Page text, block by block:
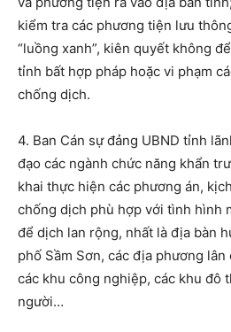
kiểm tra các phương tiện lưu
“luồng xanh”, kiên quyết không
tỉnh bất hợp pháp hoặc vi phạm
chống dịch.
4. Ban Cán sự đảng UBND tỉnh
đạo các ngành chức năng khẩn
khai thực hiện các phương án,
chống dịch phù hợp với tình hình
để dịch lan rộng, nhất là địa bàn
phố Sầm Sơn, các địa phương
các khu công nghiệp, các khu đô
người…